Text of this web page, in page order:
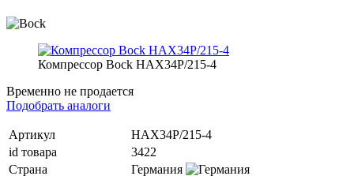
Компрессор Bock HAX34P/215-4
Временно не продается
Подобрать аналоги
Артикул
HAX34P/215-4
id товара
3422
Страна
Германия